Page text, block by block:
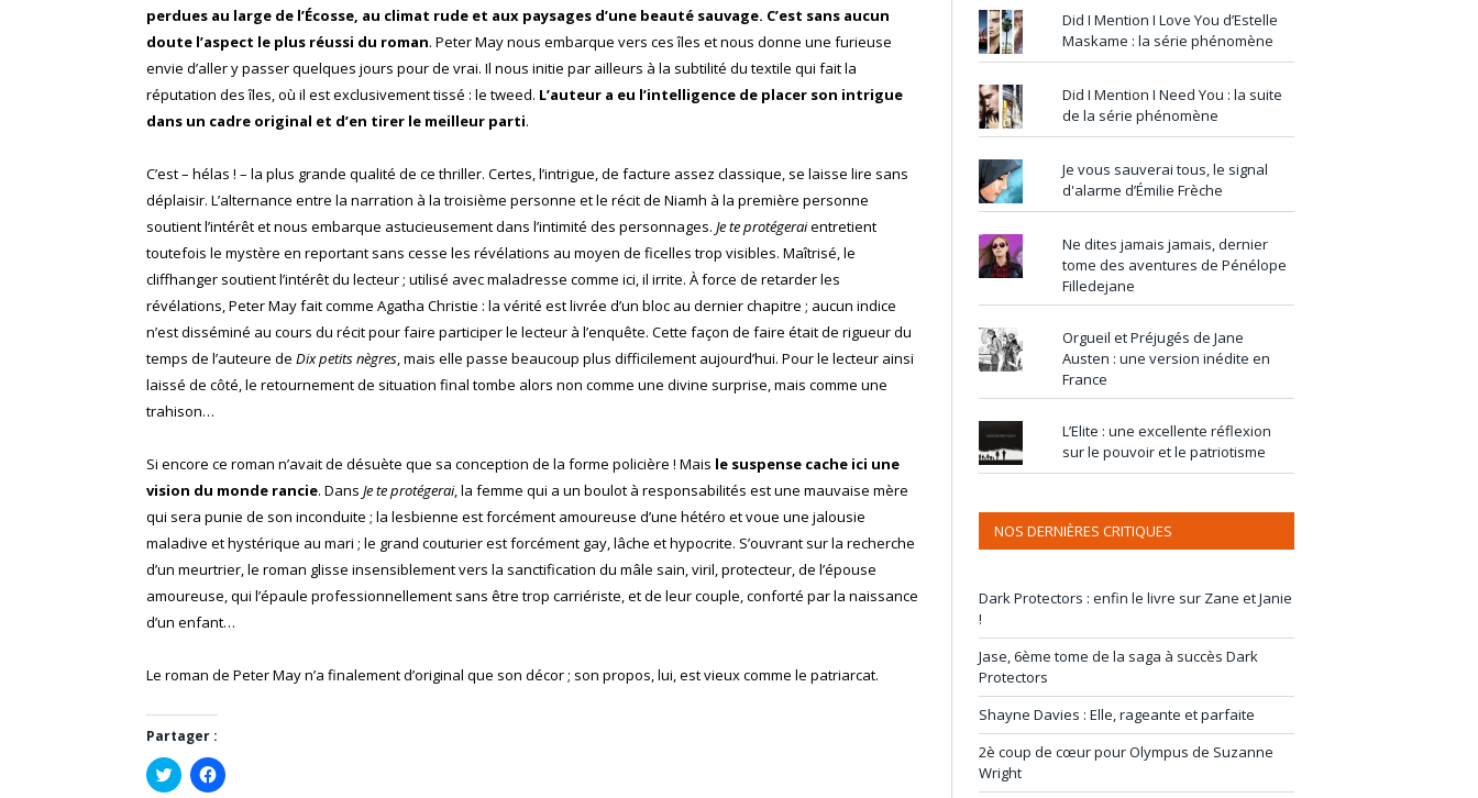
perdues au large de l’Écosse, au climat rude et aux paysages d’une beauté sauvage. C’est sans aucun
doute l’aspect le plus réussi du roman. Peter May nous embarque vers ces îles et nous donne une furieuse
envie d’aller y passer quelques jours pour de vrai. Il nous initie par ailleurs à la subtilité du textile qui fait la
réputation des îles, où il est exclusivement tissé : le tweed. L’auteur a eu l’intelligence de placer son intrigue
dans un cadre original et d’en tirer le meilleur parti.
C’est – hélas ! – la plus grande qualité de ce thriller. Certes, l’intrigue, de facture assez classique, se laisse lire sans
déplaisir. L’alternance entre la narration à la troisième personne et le récit de Niamh à la première personne
soutient l’intérêt et nous embarque astucieusement dans l’intimité des personnages. Je te protégeraientretient
toutefois le mystère en reportant sans cesse les révélations au moyen de ficelles trop visibles. Maîtrisé, le
cliffhanger soutient l’intérêt du lecteur ; utilisé avec maladresse comme ici, il irrite. À force de retarder les
révélations, Peter May fait comme Agatha Christie : la vérité est livrée d’un bloc au dernier chapitre ; aucun indice
n’est disséminé au cours du récit pour faire participer le lecteur à l’enquête. Cette façon de faire était de rigueur du
temps de l’auteure de Dix petits nègres, mais elle passe beaucoup plus difficilement aujourd’hui. Pour le lecteur ainsi
laissé de côté, le retournement de situation final tombe alors non comme une divine surprise, mais comme une
trahison…
Si encore ce roman n’avait de désuète que sa conception de la forme policière ! Mais le suspense cache ici une
vision du monde rancie. Dans Je te protégerai, la femme qui a un boulot à responsabilités est une mauvaise mère
qui sera punie de son inconduite ; la lesbienne est forcément amoureuse d’une hétéro et voue une jalousie
maladive et hystérique au mari ; le grand couturier est forcément gay, lâche et hypocrite. S’ouvrant sur la recherche
d’un meurtrier, le roman glisse insensiblement vers la sanctification du mâle sain, viril, protecteur, de l’épouse
amoureuse, qui l’épaule professionnellement sans être trop carriériste, et de leur couple, conforté par la naissance
d’un enfant…
Le roman de Peter May n’a finalement d’original que son décor ; son propos, lui, est vieux comme le patriarcat.
Partager :
Cliquez
pour
Cliquez
pour
Did I Mention I Love You d’Estelle
Maskame : la série phénomène
Did I Mention I Need You : la suite
de la série phénomène
Je vous sauverai tous, le signal
d'alarme d’Émilie Frèche
Ne dites jamais jamais, dernier
tome des aventures de Pénélope
Filledejane
Orgueil et Préjugés de Jane
Austen : une version inédite en
France
L’Elite : une excellente réflexion
sur le pouvoir et le patriotisme
NOS DERNIÈRES CRITIQUES
Dark Protectors : enfin le livre sur Zane et Janie
!
Jase, 6ème tome de la saga à succès Dark
Protectors
Shayne Davies : Elle, rageante et parfaite
2è coup de cœur pour Olympus de Suzanne
Wright